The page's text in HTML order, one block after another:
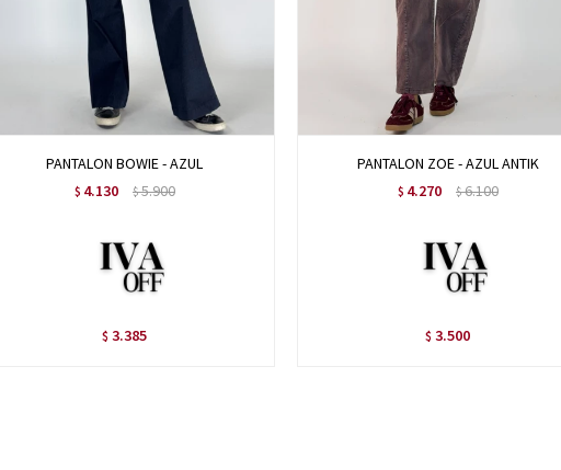
PANTALON BOWIE - AZUL
$ 4.130 $5.900
$ 3.385
PANTALON ZOE - AZUL ANTIK
$ 4.270 $6.100
$ 3.500